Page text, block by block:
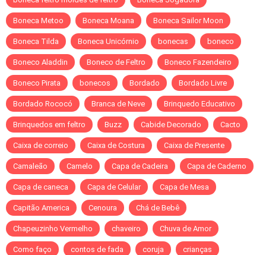
Boneca Metoo Boneca Moana Boneca Sailor Moon
Boneca Tilda Boneca Unicórnio bonecas boneco
Boneco Aladdin Boneco de Feltro Boneco Fazendeiro
Boneco Pirata bonecos Bordado Bordado Livre
Bordado Rococó Branca de Neve Brinquedo Educativo
Brinquedos em feltro Buzz Cabide Decorado Cacto
Caixa de correio Caixa de Costura Caixa de Presente
Camaleão Camelo Capa de Cadeira Capa de Caderno
Capa de caneca Capa de Celular Capa de Mesa
Capitão America Cenoura Chá de Bebê
Chapeuzinho Vermelho chaveiro Chuva de Amor
Como faço contos de fada coruja crianças